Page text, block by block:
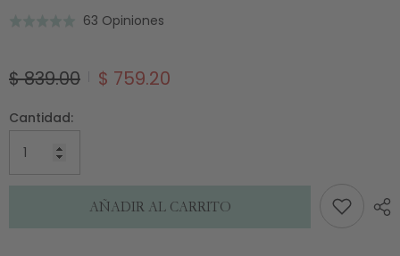
5
63 OpinionesBasado
de
$ 839.00 $ 759.20
Cantidad:
AÑADIR AL CARRITO